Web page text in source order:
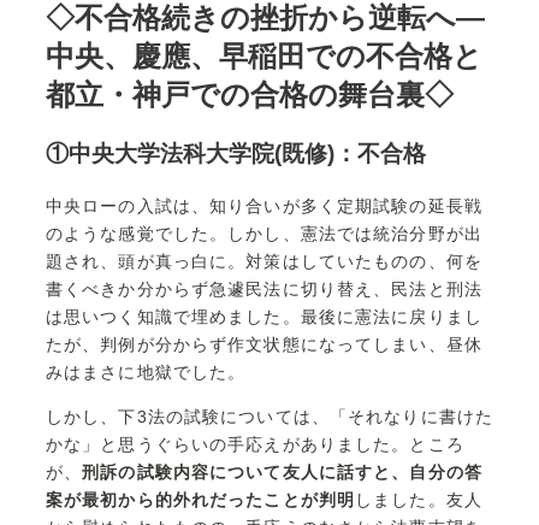
◇不合格続きの挫折から逆転へ―
中央、慶應、早稲田での不合格と
都立・神戸での合格の舞台裏◇
①中央大学法科大学院(既修)：不合格
中央ローの入試は、知り合いが多く定期試験の延長戦
のような感覚でした。しかし、憲法では統治分野が出
題され、頭が真っ白に。対策はしていたものの、何を
書くべきか分からず急遽民法に切り替え、民法と刑法
は思いつく知識で埋めました。最後に憲法に戻りまし
たが、判例が分からず作文状態になってしまい、昼休
みはまさに地獄でした。
しかし、下3法の試験については、「それなりに書けた
かな」と思うぐらいの手応えがありました。ところ
が、刑訴の試験内容について友人に話すと、自分の答
案が最初から的外れだったことが判明 しました。友人